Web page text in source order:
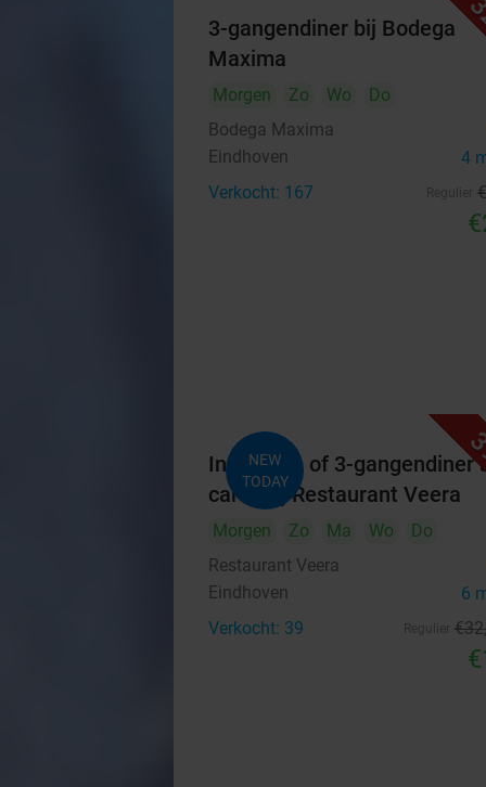
3-gangendiner bij Bodega
Maxima
Morgen Zo Wo
Do
Bodega Maxima
Eindhoven 4
Verkocht: 167
NEW
TODAY
Indiaas 2- of 3-gangendiner
carte bij Restaurant Veera
Morgen Zo Ma Wo
Do
Restaurant Veera
Eindhoven 6
Verkocht: 39 €32